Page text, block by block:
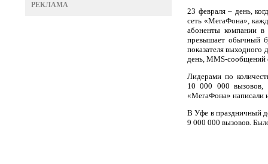
РЕКЛАМА
23 февраля – день,
сеть «МегаФона»,
абоненты компании
превышает обычный
показателя
день, MMS-сообщений
Лидерами по
10 000 000
«МегаФона» написали
В Уфе в праздничный
9 000 000 вызовов.